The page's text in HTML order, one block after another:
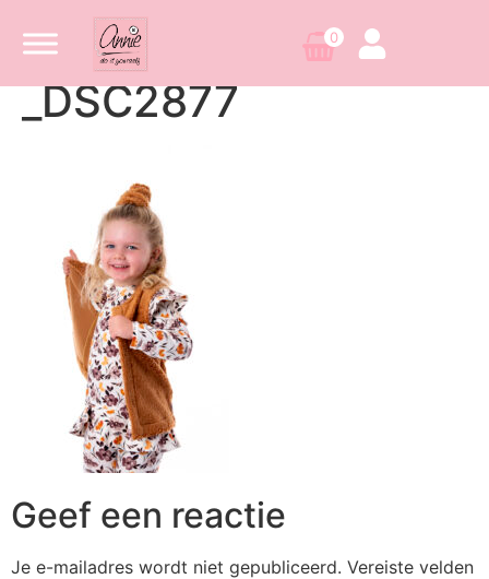
0
_DSC2877
Geef een reactie
Je e-mailadres wordt niet gepubliceerd. Vereiste velden